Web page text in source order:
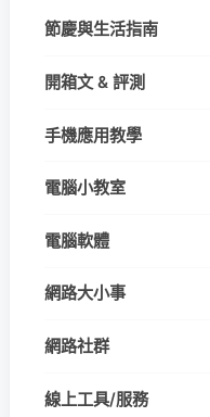
節慶與生活指南
開箱文 & 評測
手機應用教學
電腦小教室
電腦軟體
網路大小事
網路社群
線上工具/服務